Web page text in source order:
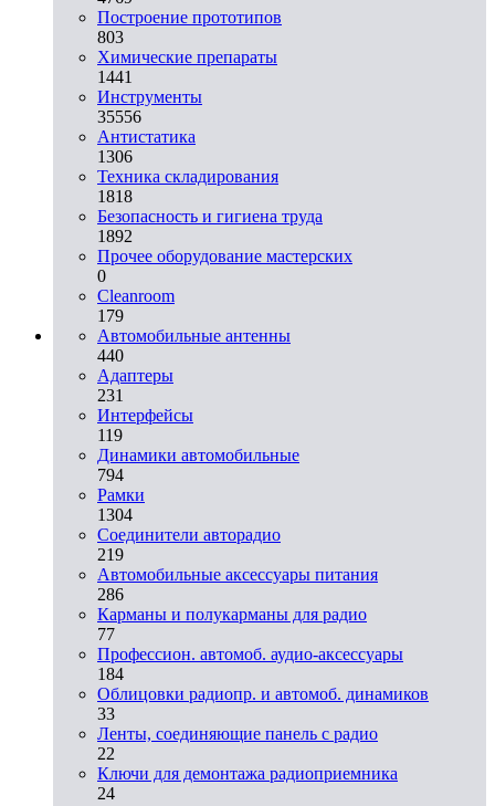
Построение прототипов
803
Химические препараты
1441
Инструменты
35556
Aнтистатика
1306
Техника складирования
1818
Безопасность и гигиена труда
1892
Прочее оборудование мастерских
0
Cleanroom
179
Автомобильные антенны
440
Адаптеры
231
Интерфейсы
119
Динамики автомобильные
794
Рамки
1304
Соединители авторадио
219
Автомобильные аксессуары питания
286
Карманы и полукарманы для радио
77
Профессион. автомоб. аудио-аксессуары
184
Облицовки радиопр. и автомоб. динамиков
33
Ленты, соединяющие панель с радио
22
Ключи для демонтажа радиоприемника
24